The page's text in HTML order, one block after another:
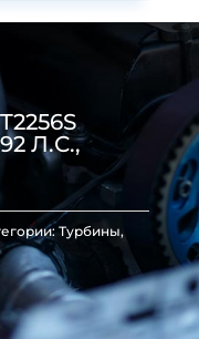
Л.С.,
Турбины,